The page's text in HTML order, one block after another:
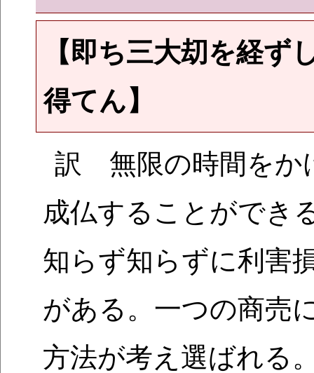
【即ち三大刧を経
得てん】
訳 無限の時間をか
成仏することができ
知らず知らずに利害
がある。一つの商売
方法が考え選ばれる